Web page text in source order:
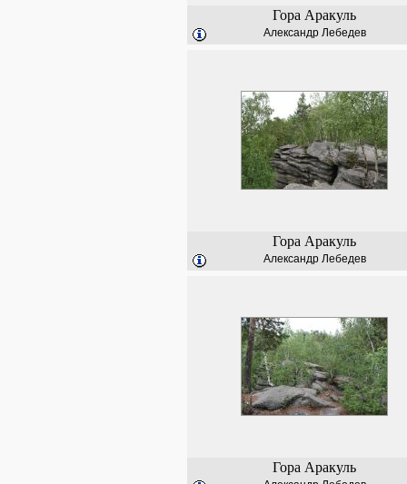
Гора Аракуль
Александр Лебедев
Гора Аракуль
Александр Лебедев
Гора Аракуль